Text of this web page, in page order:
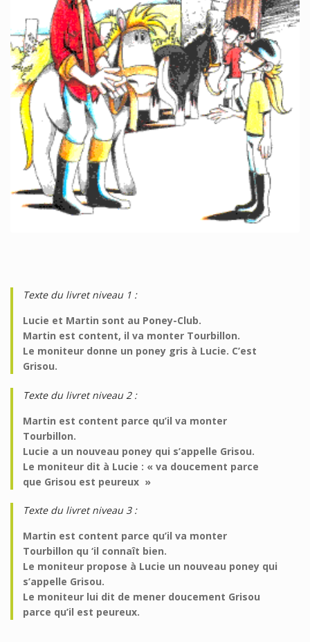
Texte du livret niveau 1 :
Lucie et Martin sont au Poney-Club.
Martin est content, il va monter Tourbillon.
Le moniteur donne un poney gris à Lucie. C’est
Grisou.
Texte du livret niveau 2 :
Martin est content parce qu’il va monter
Tourbillon.
Lucie a un nouveau poney qui s’appelle Grisou.
Le moniteur dit à Lucie : « va doucement parce
que Grisou est peureux »
Texte du livret niveau 3 :
Martin est content parce qu’il va monter
Tourbillon qu ‘il connaît bien.
Le moniteur propose à Lucie un nouveau poney qui
s’appelle Grisou.
Le moniteur lui dit de mener doucement Grisou
parce qu’il est peureux.